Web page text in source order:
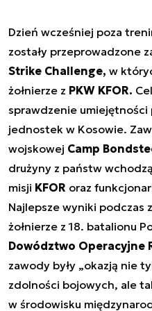
Dzień wcześniej poza
zostały przeprowadzone
Strike Challenge, w
żołnierze z PKW KFOR.
sprawdzenie
jednostek w Kosowie.
wojskowej Camp
drużyny z państw
misji KFOR oraz
Najlepsze wyniki podczas
żołnierze z 18. batalionu
Dowództwo Operacyjne
zawody były „okazją nie
zdolności bojowych, ale
w środowisku